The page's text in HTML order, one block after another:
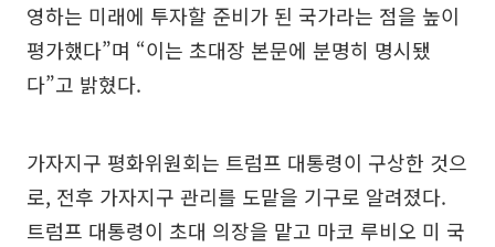
영하는 미래에 투자할 준비가 된 국가라는 점을 높이
평가했다”며 “이는 초대장 본문에 분명히 명시됐
다”고 밝혔다.
가자지구 평화위원회는 트럼프 대통령이 구상한 것으
로, 전후 가자지구 관리를 도맡을 기구로 알려졌다.
트럼프 대통령이 초대 의장을 맡고 마코 루비오 미 국